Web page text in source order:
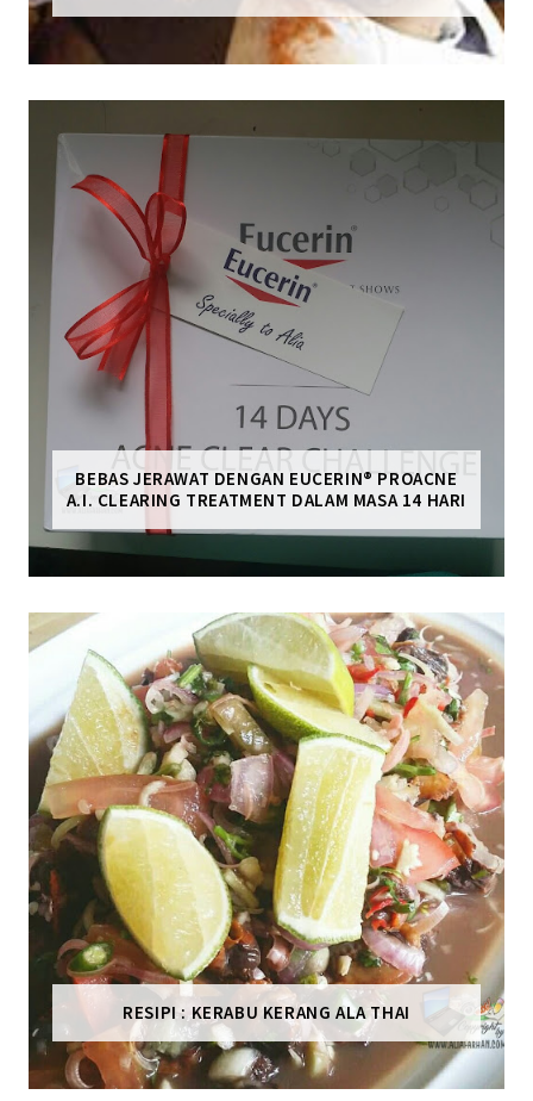
BEBAS JERAWAT DENGAN EUCERIN® PROACNE
A.I. CLEARING TREATMENT DALAM MASA 14 HARI
RESIPI : KERABU KERANG ALA THAI